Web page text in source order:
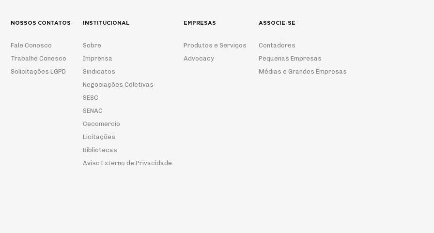
NOSSOS CONTATOS
Fale Conosco
Trabalhe Conosco
Solicitações LGPD
INSTITUCIONAL
Sobre
Imprensa
Sindicatos
Negociações Coletivas
SESC
SENAC
Cecomercio
Licitações
Bibliotecas
Aviso Externo de Privacidade
EMPRESAS
Produtos e Serviços
Advocacy
ASSOCIE-SE
Contadores
Pequenas Empresas
Médias e Grandes Empresas